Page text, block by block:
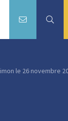
le 26 novembre